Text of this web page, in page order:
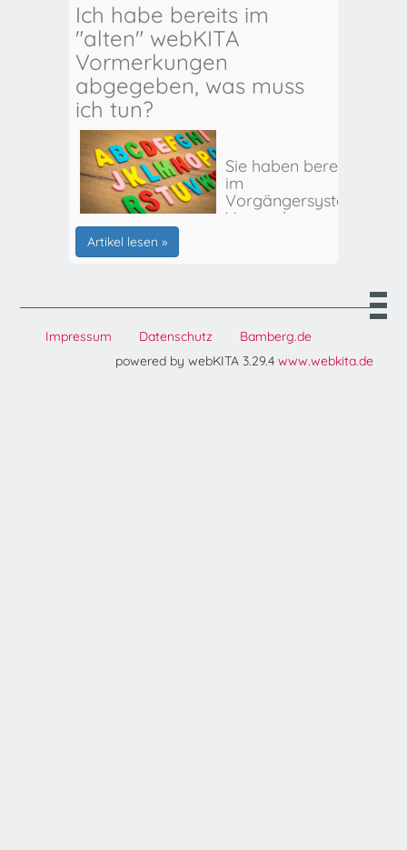
Ich habe bereits im
"alten" webKITA
Vormerkungen
abgegeben, was muss
ich tun?
Sie haben bereits
im
Vorgängersystem
Vormerkungen
Artikel lesen »
Impressum Datenschutz
Bamberg.de
powered by webKITA 3.29.4 www.webkita.de